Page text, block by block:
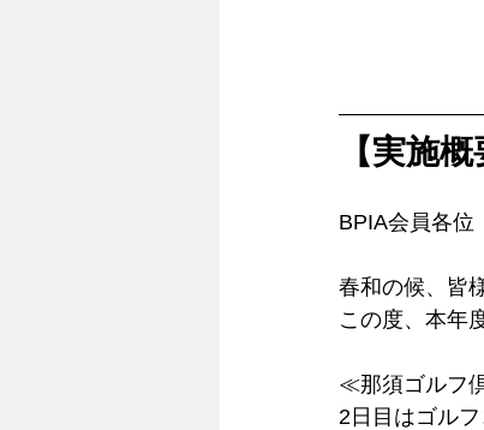
【実施
BPIA会員各位
春和の候、皆
この度、本年
≪那須ゴルフ
2日目はゴルフ